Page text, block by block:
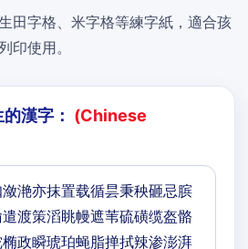
田字格、米字格等練字紙，適合孩
印使用。
漢字： (Chinese